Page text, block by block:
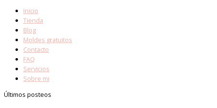
Inicio
Tienda
Blog
Moldes gratuitos
Contacto
FAQ
Servicios
Sobre mi
Últimos posteos